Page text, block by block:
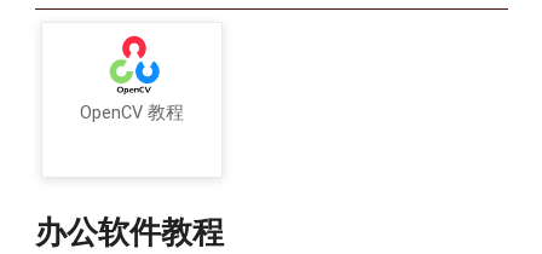
OpenCV 教程
办公软件教程